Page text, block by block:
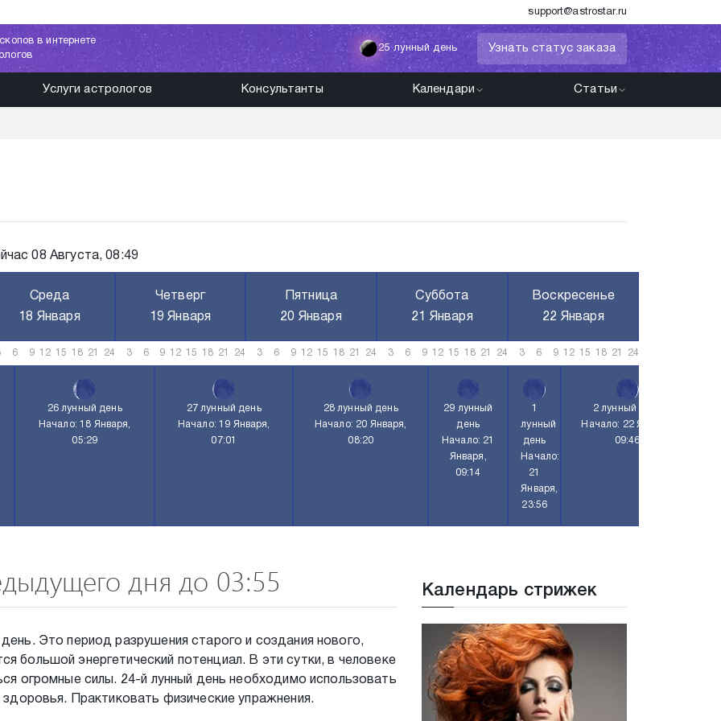
support@astrostar.ru
в интернете
25 лунный день Узнать статус заказа
Услуги астрологов Консультанты Календари Статьи
08 Августа, 08:49
Среда
18 Января
Четверг
19 Января
Пятница
20 Января
Суббота
21 Января
Воскресенье
22 Января
6 9 12 15 18 21 24 3 6 9 12 15 18 21 24 3 6 9 12 15 18 21 24 3 6 9 12 15 18 21 24 3 6 9 12 15 18 21 24
26 лунный день
Начало: 18 Января,
05:29
27 лунный день
Начало: 19 Января,
07:01
28 лунный день
Начало: 20 Января,
08:20
29 лунный
день
Начало: 21
Января,
09:14
1
лунный
день
Начало:
21
Января,
23:56
2 лунный день
Начало: 22 Января,
09:46
дня до 03:55
Это период разрушения старого и создания нового,
большой энергетический потенциал. В эти сутки, в человеке
огромные силы. 24-й лунный день необходимо использовать
здоровья. Практиковать физические упражнения.
Календарь стрижек